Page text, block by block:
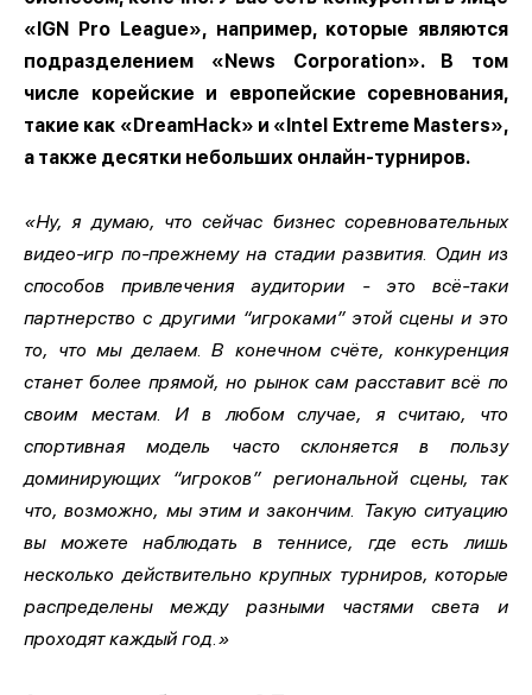
«IGN Pro League», например, которые являются
подразделением «News Corporation». В том
числе корейские и европейские соревнования,
такие как «DreamHack» и «Intel Extreme Masters»,
а также десятки небольших онлайн-турниров.
«Ну, я думаю, что сейчас бизнес соревновательных
видео-игр по-прежнему на стадии развития. Один из
способов привлечения аудитории - это всё-таки
партнерство с другими “игроками” этой сцены и это
то, что мы делаем. В конечном счёте, конкуренция
станет более прямой, но рынок сам расставит всё по
своим местам. И в любом случае, я считаю, что
спортивная модель часто склоняется в пользу
доминирующих “игроков” региональной сцены, так
что, возможно, мы этим и закончим. Такую ситуацию
вы можете наблюдать в теннисе, где есть лишь
несколько действительно крупных турниров, которые
распределены между разными частями света и
проходят каждый год.»